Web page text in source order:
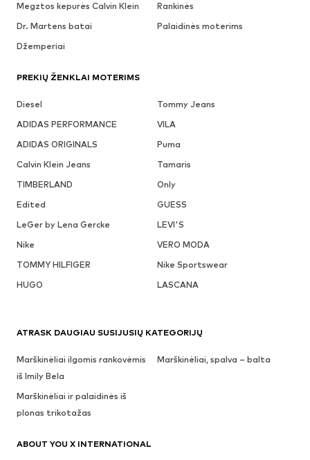
Megztos kepurės Calvin Klein
Rankinės
Dr. Martens batai
Palaidinės moterims
Džemperiai
PREKIŲ ŽENKLAI MOTERIMS
Diesel
Tommy Jeans
ADIDAS PERFORMANCE
VILA
ADIDAS ORIGINALS
Puma
Calvin Klein Jeans
Tamaris
TIMBERLAND
Only
Edited
GUESS
LeGer by Lena Gercke
LEVI'S
Nike
VERO MODA
TOMMY HILFIGER
Nike Sportswear
HUGO
LASCANA
ATRASK DAUGIAU SUSIJUSIŲ KATEGORIJŲ
Marškinėliai ilgomis rankovėmis
iš Imily Bela
Marškinėliai, spalva – balta
Marškinėliai ir palaidinės iš
plonas trikotažas
ABOUT YOU X INTERNATIONAL